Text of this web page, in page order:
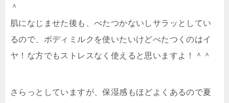
＾
肌になじませた後も、べたつかないしサラッとしてい
るので、ボディミルクを使いたいけどべたつくのはイ
ヤ！な方でもストレスなく使えると思いますよ！＾＾
さらっとしていますが、保湿感もほどよくあるので夏